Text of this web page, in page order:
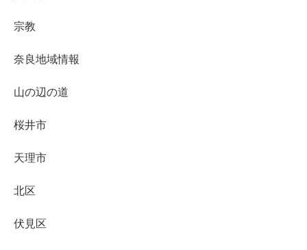
宗教
奈良地域情報
山の辺の道
桜井市
天理市
北区
伏見区